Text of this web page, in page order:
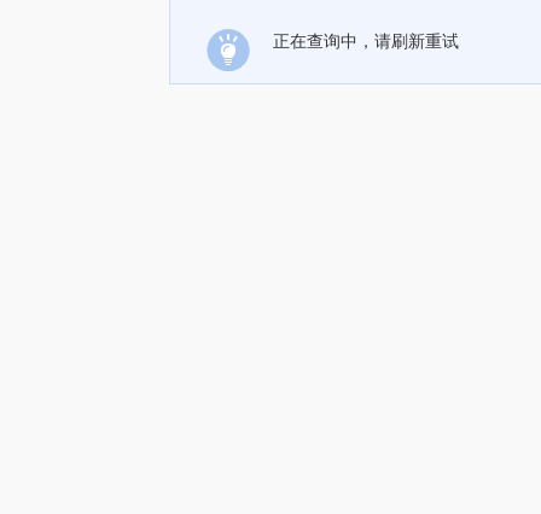
正在查询中，请刷新重试